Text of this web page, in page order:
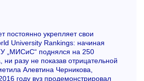
постоянно укрепляет свои
University Rankings: начиная
„МИСиС“ поднялся на 250
ни разу не показав отрицательной
Алевтина Черникова,
году вуз продемонстрировал